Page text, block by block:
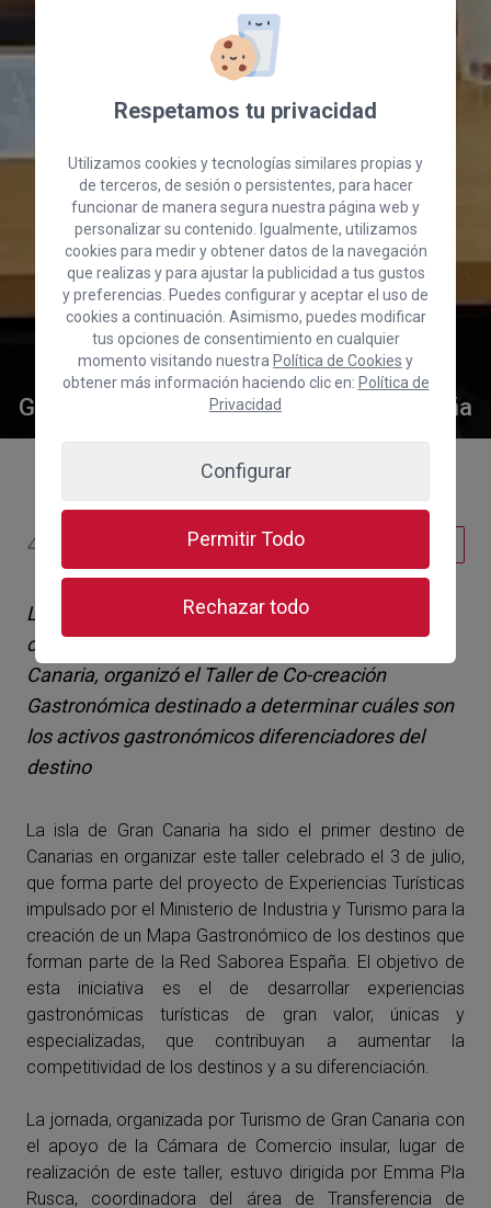
La Cámara colabora con Turismo de
Gran Canaria en la creación del Mapa
Gastronómico de la Red Saborea España
4 de julio de 2024
La entidad de promoción insular, con la
colaboración de la Cámara de Comercio de Gran
Canaria, organizó el Taller de Co-creación
Gastronómica destinado a determinar cuáles son
los activos gastronómicos diferenciadores del
destino
La isla de Gran Canaria ha sido el primer destino de
Canarias en organizar este taller celebrado el 3 de julio,
que forma parte del proyecto de Experiencias Turísticas
impulsado por el Ministerio de Industria y Turismo para la
creación de un Mapa Gastronómico de los destinos que
forman parte de la Red Saborea España. El objetivo de
esta iniciativa es el de desarrollar experiencias
gastronómicas turísticas de gran valor, únicas y
especializadas, que contribuyan a aumentar la
competitividad de los destinos y a su diferenciación.
La jornada, organizada por Turismo de Gran Canaria con
el apoyo de la Cámara de Comercio insular, lugar de
realización de este taller, estuvo dirigida por Emma Pla
Rusca, coordinadora del área de Transferencia de
Respetamos tu privacidad
Utilizamos cookies y tecnologías similares propias y
de terceros, de sesión o persistentes, para hacer
funcionar de manera segura nuestra página web y
personalizar su contenido. Igualmente, utilizamos
cookies para medir y obtener datos de la navegación
que realizas y para ajustar la publicidad a tus gustos
y preferencias. Puedes configurar y aceptar el uso de
cookies a continuación. Asimismo, puedes modificar
tus opciones de consentimiento en cualquier
momento visitando nuestra Política de Cookies y
obtener más información haciendo clic en: Política de
Privacidad
Configurar
Permitir Todo
Rechazar todo